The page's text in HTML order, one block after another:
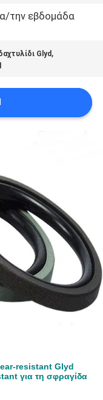
την εβδομάδα
Glyd ,
resistant Glyd
για τη σφραγίδα